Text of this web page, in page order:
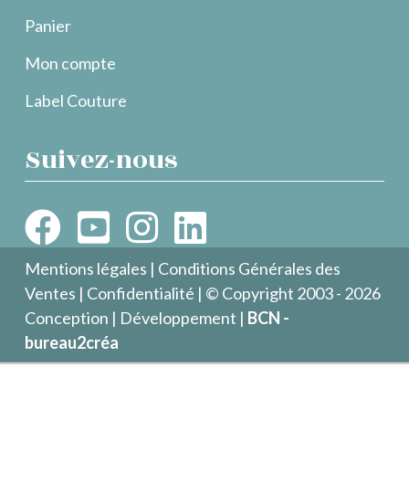
Panier
Mon compte
Label Couture
Suivez-nous
Mentions légales | Conditions Générales des
Ventes | Confidentialité | © Copyright 2003 - 2026
Conception | Développement | BCN -
bureau2créa